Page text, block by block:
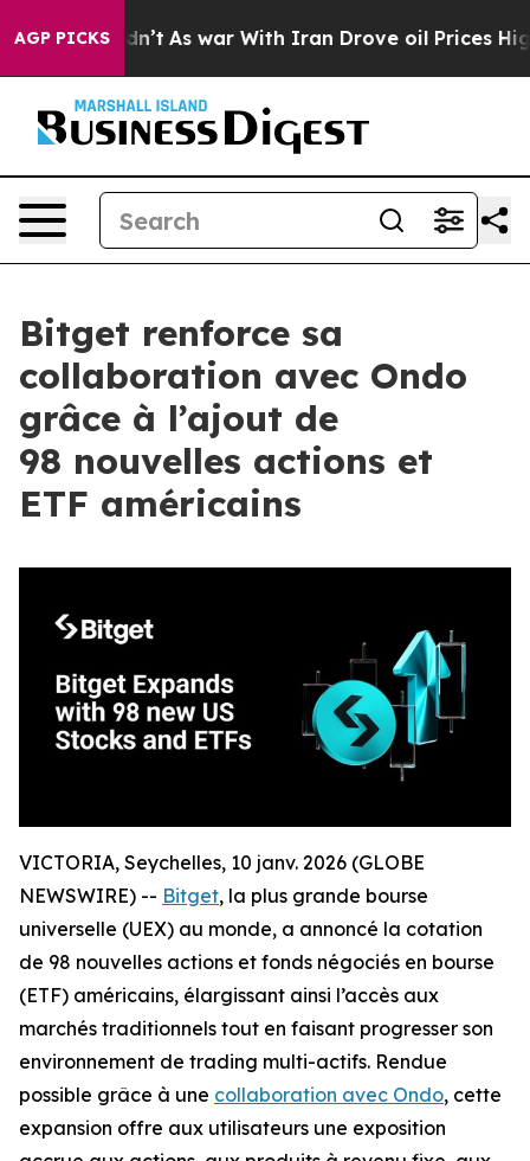
AGP PICKS
it Didn’t As war With Iran Drove oil Prices Higher,
Bitget renforce sa
collaboration avec Ondo
grâce à l’ajout de
98 nouvelles actions et
ETF américains
VICTORIA, Seychelles, 10 janv. 2026 (GLOBE
NEWSWIRE) -- Bitget, la plus grande bourse
universelle (UEX) au monde, a annoncé la cotation
de 98 nouvelles actions et fonds négociés en bourse
(ETF) américains, élargissant ainsi l’accès aux
marchés traditionnels tout en faisant progresser son
environnement de trading multi-actifs. Rendue
possible grâce à une collaboration avec Ondo, cette
expansion offre aux utilisateurs une exposition